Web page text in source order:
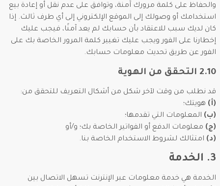
والحفاظ على كلمة مرورك آمنة، وتوافق على عدم نقل أو إعادة بيع
استخدامك أو وصولك إلى الموقع الإلكتروني إلى أي طرف ثالث. إذا
كان لديك سبب للاعتقاد بأن حسابك لم يعد آمنًا، فيجب عليك
إخطارنا على الفور ويجب عليك تغيير كلمة المرور الخاصة بك على
الفور عن طريق تحديث معلومات حسابك.
2.10 التحقق من الهوية
قد نطلب من وقت لآخر شكل من أشكال التعريف للتحقق من:
(أ) هويتك؛
(ب) المعلومات التي تقدمها؛
(ج) معلومات الدفع أو الفواتير الخاصة بك؛ و/أو
(د) امتثالك لشروط الاستخدام الخاصة بنا.
3. الخدمة
الخدمة هي خدمة معلومات عبر الإنترنت تسهل الاتصال بين